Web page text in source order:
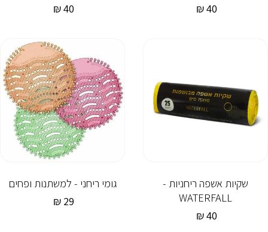
מחיר
40 ₪
מחיר
40 ₪
שקיות אשפה ריחניות -
WATERFALL
מחיר
40 ₪
גומי ריחני - למשתנות ופחים
מחיר
29 ₪